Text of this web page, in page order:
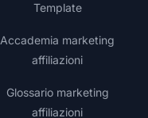
Template
Accademia marketing
affiliazioni
Glossario marketing
affiliazioni